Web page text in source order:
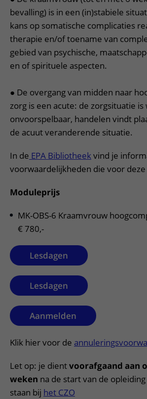
Wijzigen patiëntgegevens
Mijn UMC Utrecht patiëntportaal
Wegwijs in het ziekenhuis
Contact met polikliniek
Contact met verpleegafdeling
Het Wilhelmina Kinderziekenhuis
Zorgverlenersportaal
Onderwijs
Werken bij het UMC Utrecht
bevalling) is in een (in)stabiele
kans op somatische complicaties
therapie en/of toename van
gebied van psychische,
en of spirituele aspecten.
● De overgang van midden naar
zorg is een acute: de zorgsituatie is
onvoorspelbaar, handelen vindt
de acuut veranderende situatie.
In de EPA Bibliotheekvind je
voorwaardelijkheden die voor deze
Moduleprijs
MK-OBS-6 Kraamvrouw
€ 780,-
Lesdagen
Lesdagen
Aanmelden
Klik hier voor de
Let op: je dientvoorafgaand aan
weken na de start van de
staan bij het CZO